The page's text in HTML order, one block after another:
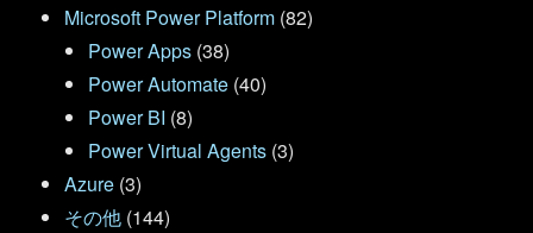
Microsoft Power Platform (82)
Power Apps (38)
Power Automate (40)
Power BI (8)
Power Virtual Agents (3)
Azure (3)
その他 (144)